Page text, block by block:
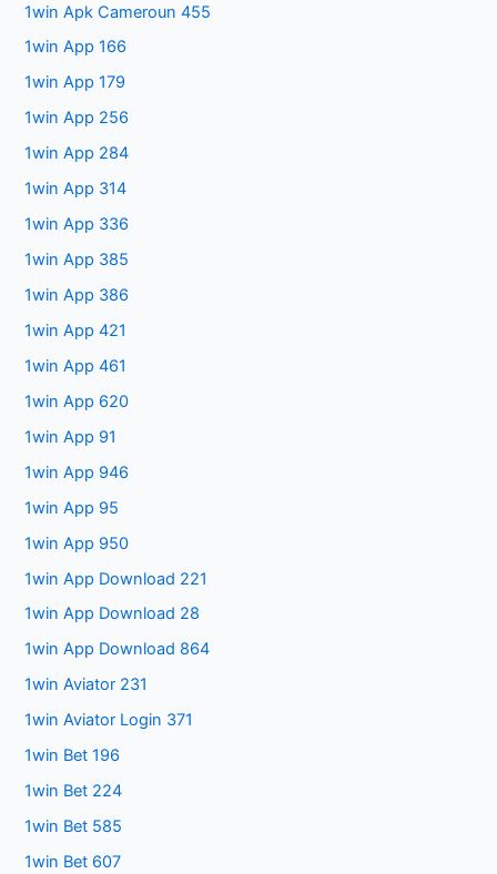
1win Apk Cameroun 455
1win App 166
1win App 179
1win App 256
1win App 284
1win App 314
1win App 336
1win App 385
1win App 386
1win App 421
1win App 461
1win App 620
1win App 91
1win App 946
1win App 95
1win App 950
1win App Download 221
1win App Download 28
1win App Download 864
1win Aviator 231
1win Aviator Login 371
1win Bet 196
1win Bet 224
1win Bet 585
1win Bet 607